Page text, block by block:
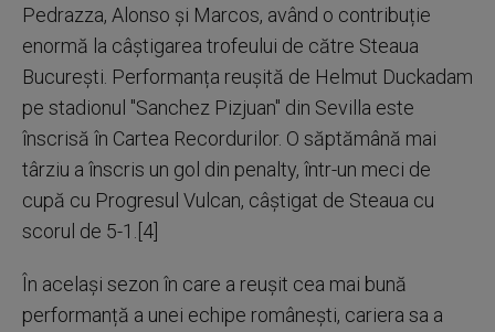
Pedrazza, Alonso și Marcos, având o contribuție
enormă la câștigarea trofeului de către Steaua
București. Performanța reușită de Helmut Duckadam
pe stadionul "Sanchez Pizjuan" din Sevilla este
înscrisă în Cartea Recordurilor. O săptămână mai
târziu a înscris un gol din penalty, într-un meci de
cupă cu Progresul Vulcan, câștigat de Steaua cu
scorul de 5-1.[4]
În același sezon în care a reușit cea mai bună
performanță a unei echipe românești, cariera sa a